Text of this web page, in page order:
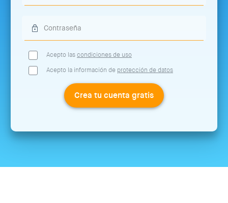
Acepto lascondiciones de uso
Acepto la información de protección de datos
Crea tu cuenta gratis